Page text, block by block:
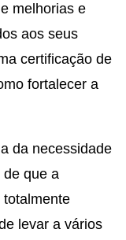
melhorias e
aos seus
certificação de
fortalecer a
da necessidade
de que a
levar a vários